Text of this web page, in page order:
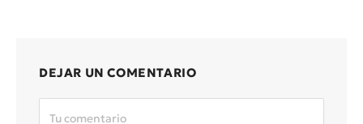
DEJAR UN COMENTARIO